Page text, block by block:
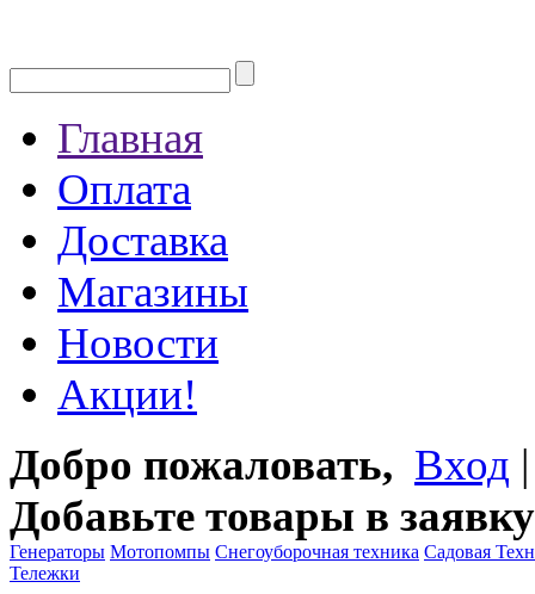
Главная
Оплата
Доставка
Магазины
Новости
Акции!
Добро пожаловать, Вход
Добавьте товары в заявку
Генераторы Мотопомпы Снегоуборочная техника Садовая
Тележки